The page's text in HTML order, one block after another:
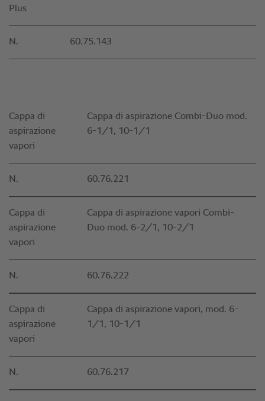
Plus
N. 60.75.143
Cappa di
aspirazione
vapori
Cappa di aspirazione Combi-Duo mod.
6-1/1, 10-1/1
N. 60.76.221
Cappa di
aspirazione
vapori
Cappa di aspirazione vapori Combi-
Duo mod. 6-2/1, 10-2/1
N. 60.76.222
Cappa di
aspirazione
vapori
Cappa di aspirazione vapori, mod. 6-
1/1, 10-1/1
N. 60.76.217